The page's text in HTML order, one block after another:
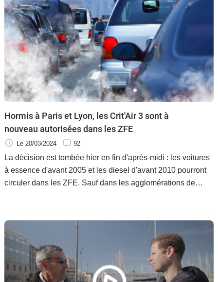
Hormis à Paris et Lyon, les Crit'Air 3 sont à
nouveau autorisées dans les ZFE
Le 20/03/2024 92
La décision est tombée hier en fin d'après-midi : les voitures
à essence d'avant 2005 et les diesel d'avant 2010 pourront
circuler dans les ZFE. Sauf dans les agglomérations de
cité.